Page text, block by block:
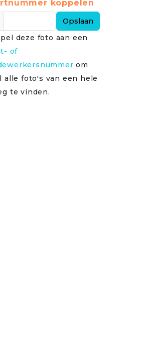
koppelen
Opslaan
deze foto aan een
of
om
alle foto's van een hele
te vinden.